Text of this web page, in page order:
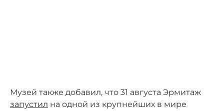
Музей также добавил, что 31 августа Эрмитаж
запустил на одной из крупнейших в мире